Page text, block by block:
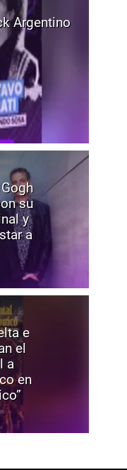
Argentino
su
y
a
e
el
a
en